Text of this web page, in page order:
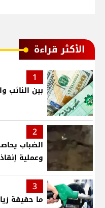
الأكثر قراءة
1
بين النائب
2
الضباب
وعملية
3
ما حقيقة